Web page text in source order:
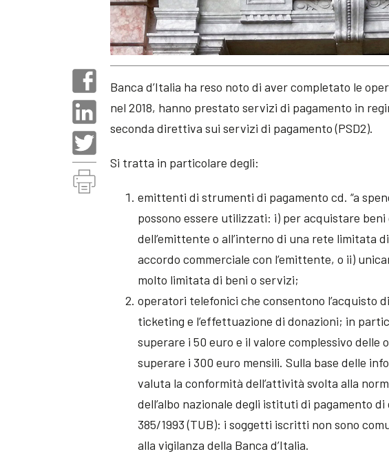
Banca d’Italia ha reso noto di aver completato le
nel 2018, hanno prestato servizi di pagamento in
seconda direttiva sui servizi di pagamento (PSD2).
Si tratta in particolare degli:
emittenti di strumenti di pagamento cd. “a
possono essere utilizzati: i) per acquistare
dell’emittente o all’interno di una rete limitata
accordo commerciale con l’emittente, o ii)
molto limitata di beni o servizi;
operatori telefonici che consentono l’acquisto
ticketing e l’effettuazione di donazioni; in
superare i 50 euro e il valore complessivo delle
superare i 300 euro mensili. Sulla base delle
valuta la conformità dell’attività svolta alla
dell’albo nazionale degli istituti di pagamento di
385/1993 (TUB): i soggetti iscritti non sono
alla vigilanza della Banca d’Italia.